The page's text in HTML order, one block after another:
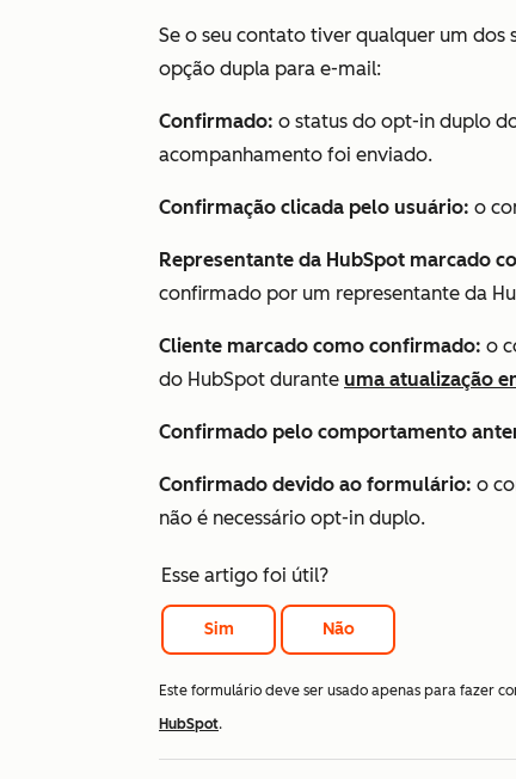
Se o seu contato tiver qualquer um dos
opção dupla para e-mail:
Confirmado: o status do opt-in duplo
acompanhamento foi enviado.
Confirmação clicada pelo usuário: o
Representante da HubSpot marcado
confirmado por um representante da
Cliente marcado como confirmado: o
do HubSpot durante uma atualização
Confirmado pelo comportamento
Confirmado devido ao formulário: o
não é necessário opt-in duplo.
Esse artigo foi útil?
Sim Não
Este formulário deve ser usado apenas para fazer
HubSpot.